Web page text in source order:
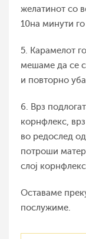
желатинот со
10на минути
5. Карамелот
мешаме да се
и повторно
6. Врз
корнфлекс,
во редослед
потроши
слој
Оставаме
послужиме.